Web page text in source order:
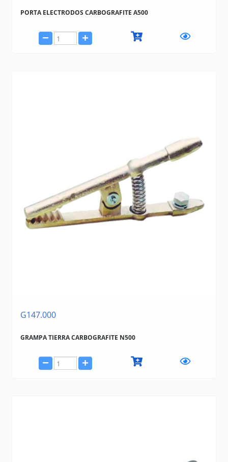
PORTA ELECTRODOS CARBOGRAFITE A500
G147.000
GRAMPA TIERRA CARBOGRAFITE N500